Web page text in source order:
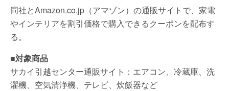
同社とAmazon.co.jp（アマゾン）の通販サイトで、家電
やインテリアを割引価格で購入できるクーポンを配布す
る。
■対象商品
サカイ引越センター通販サイト：エアコン、冷蔵庫、洗
濯機、空気清浄機、テレビ、炊飯器など